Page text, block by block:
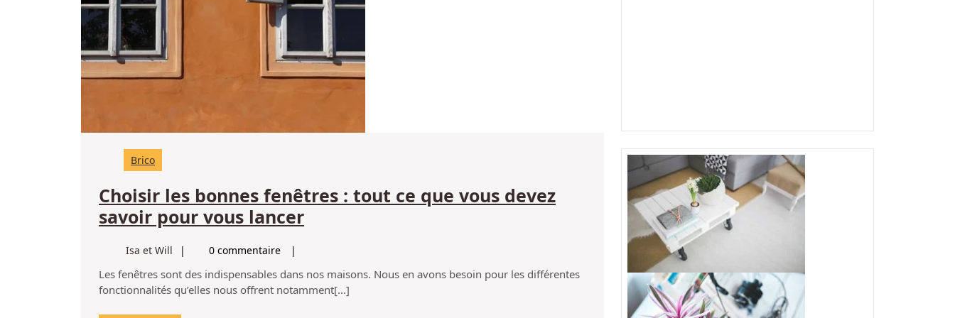
devez
vous
lancer
Brico
Choisir les bonnes fenêtres : tout ce que vous devez
savoir pour vous lancerChoisir
fenêtres
:
Isa et WillIsa
Will
0 commentaire
Les fenêtres sont des indispensables dans nos maisons. Nous en avons besoin pour les différentes
fonctionnalités qu’elles nous offrent notamment[...]